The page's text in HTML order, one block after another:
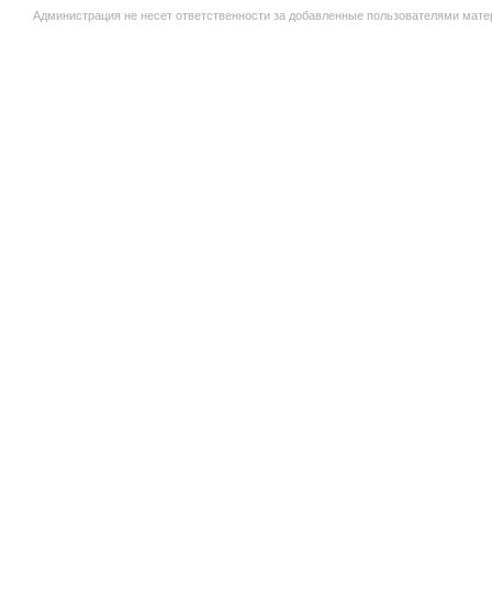
Администрация не несет ответственности за добавленные пользователями